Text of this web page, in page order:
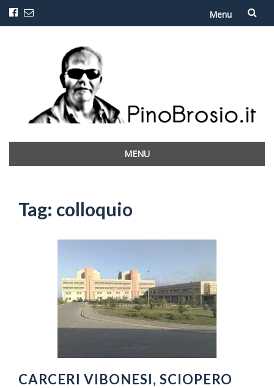
Menu
contenuto
MENU
Tag: colloquio
CARCERI VIBONESI, SCIOPERO